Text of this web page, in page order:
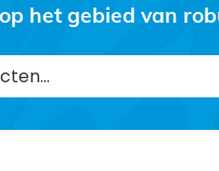
het gebied van